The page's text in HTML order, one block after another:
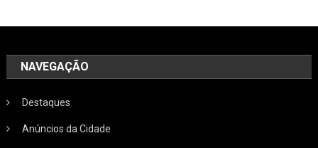
NAVEGAÇÃO
Destaques
Anúncios da Cidade